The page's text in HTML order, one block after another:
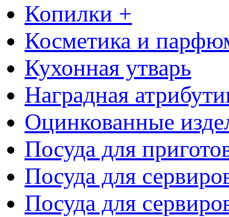
Копилки +
Косметика и
Кухонная утварь
Наградная
Оцинкованные
Посуда для
Посуда для
Посуда для